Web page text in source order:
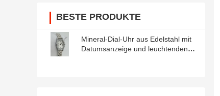
BESTE PRODUKTE
Mineral-Dial-Uhr aus Edelstahl mit
Datumsanzeige und leuchtenden